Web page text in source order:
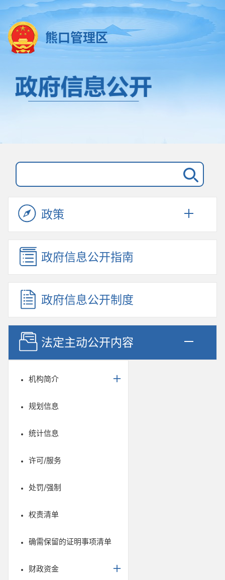
熊口管理区
政策
政府信息公开指南
政府信息公开制度
法定主动公开内容
机构简介
规划信息
统计信息
许可/服务
处罚/强制
权责清单
确需保留的证明事项清单
财政资金